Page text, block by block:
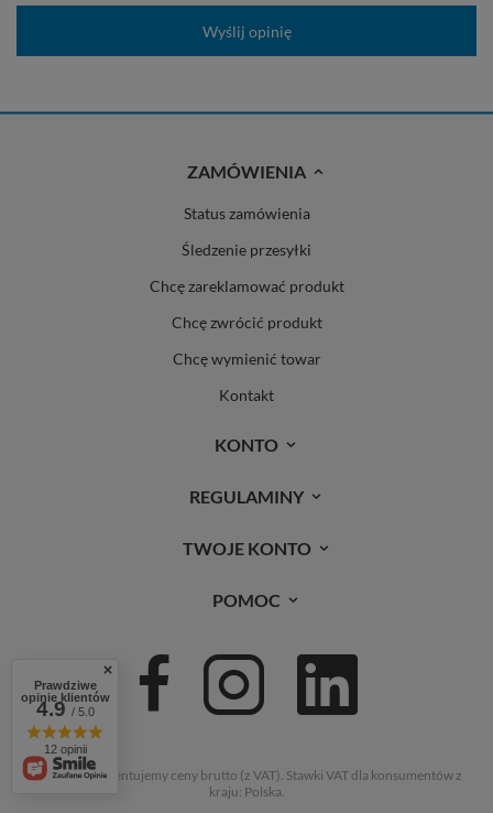
Wyślij opinię
ZAMÓWIENIA
Status zamówienia
Śledzenie przesyłki
Chcę zareklamować produkt
Chcę zwrócić produkt
Chcę wymienić towar
Kontakt
KONTO
REGULAMINY
TWOJE KONTO
POMOC
W sklepie prezentujemy ceny brutto (z VAT). Stawki VAT dla konsumentów z
kraju: Polska.
Prawdziwe
opinie klientów
4.9/ 5.0
12 opinii